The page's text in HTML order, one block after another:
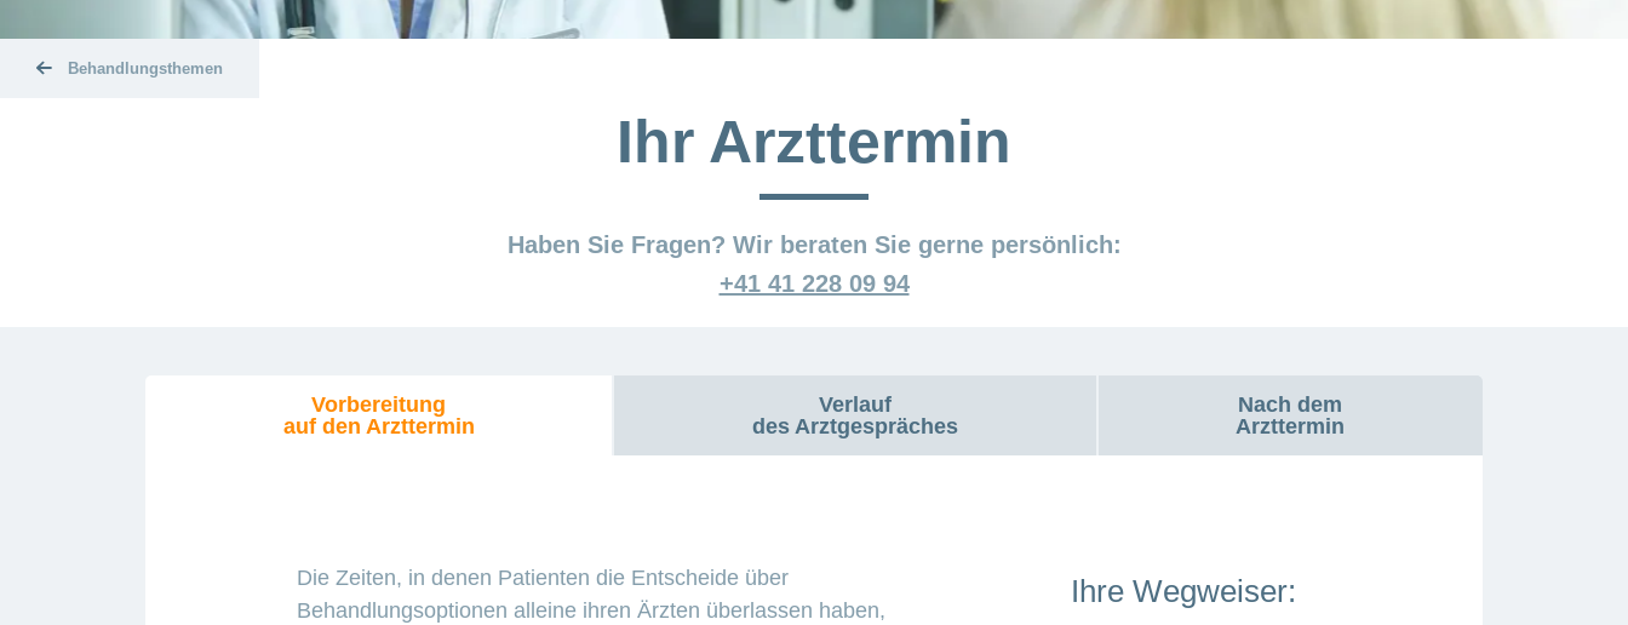
Behandlungsthemen
Ihr Arzttermin
Haben Sie Fragen? Wir beraten Sie gerne persönlich:
+41 41 228 09 94
Vorbereitung
auf den Arzttermin
Verlauf
des Arztgespräches
Nach dem
Arzttermin
Die Zeiten, in denen Patienten die Entscheide über
Behandlungsoptionen alleine ihren Ärzten überlassen haben,
Ihre Wegweiser: